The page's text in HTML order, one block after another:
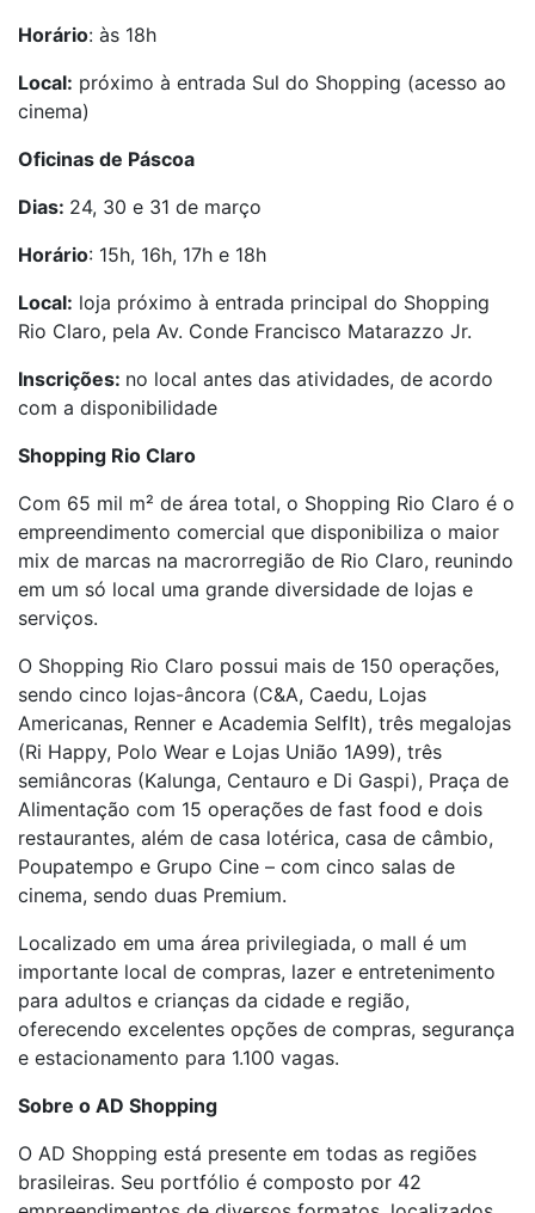
Horário: às 18h
Local: próximo à entrada Sul do Shopping (acesso ao
cinema)
Oficinas de Páscoa
Dias: 24, 30 e 31 de março
Horário: 15h, 16h, 17h e 18h
Local: loja próximo à entrada principal do Shopping
Rio Claro, pela Av. Conde Francisco Matarazzo Jr.
Inscrições: no local antes das atividades, de acordo
com a disponibilidade
Shopping Rio Claro
Com 65 mil m² de área total, o Shopping Rio Claro é o
empreendimento comercial que disponibiliza o maior
mix de marcas na macrorregião de Rio Claro, reunindo
em um só local uma grande diversidade de lojas e
serviços.
O Shopping Rio Claro possui mais de 150 operações,
sendo cinco lojas-âncora (C&A, Caedu, Lojas
Americanas, Renner e Academia SelfIt), três megalojas
(Ri Happy, Polo Wear e Lojas União 1A99), três
semiâncoras (Kalunga, Centauro e Di Gaspi), Praça de
Alimentação com 15 operações de fast food e dois
restaurantes, além de casa lotérica, casa de câmbio,
Poupatempo e Grupo Cine – com cinco salas de
cinema, sendo duas Premium.
Localizado em uma área privilegiada, o mall é um
importante local de compras, lazer e entretenimento
para adultos e crianças da cidade e região,
oferecendo excelentes opções de compras, segurança
e estacionamento para 1.100 vagas.
Sobre o AD Shopping
O AD Shopping está presente em todas as regiões
brasileiras. Seu portfólio é composto por 42